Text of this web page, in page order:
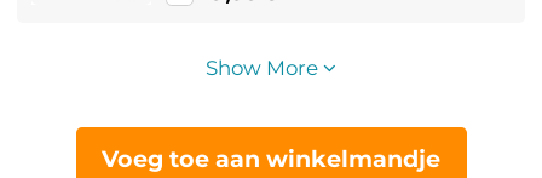
Show More
Voeg toe aan winkelmandje